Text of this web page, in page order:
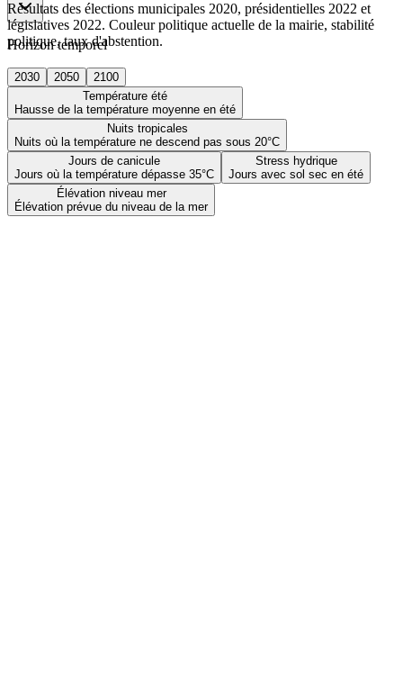
Horizon temporel
2030 2050
2100
Température été
Hausse de la température moyenne en été
Nuits tropicales
Nuits où la température ne descend pas sous 20°C
Jours de canicule
Jours où la température dépasse 35°C
Stress hydrique
Jours avec sol sec en été
Élévation niveau mer
Élévation prévue du niveau de la mer
Résultats des élections municipales 2020, présidentielles 2022 et
législatives 2022. Couleur politique actuelle de la mairie, stabilité
politique, taux d'abstention.